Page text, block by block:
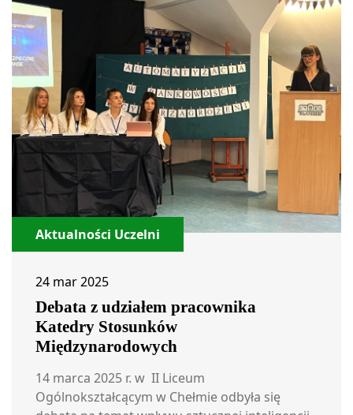
Aktualności Uczelni
24 mar 2025
Debata z udziałem pracownika
Katedry Stosunków
Międzynarodowych
14 marca 2025 r. w II Liceum
Ogólnokształcącym w Chełmie odbyła się